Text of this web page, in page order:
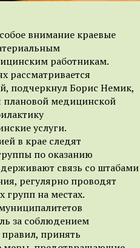
внимание краевые
работникам.
рассматривается
подчеркнул Борис Немик,
плановой медицинской
услуги.
в крае следят
по оказанию
связь со штабами
регулярно проводят
групп на местах.
за соблюдением
принять